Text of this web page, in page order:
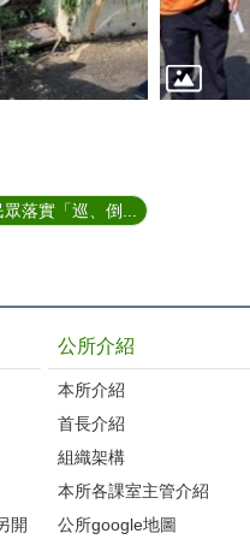
落實「巡、倒...
開
公所介紹
本所介紹
首長介紹
組織架構
本所各課室主管介紹
公所google地圖